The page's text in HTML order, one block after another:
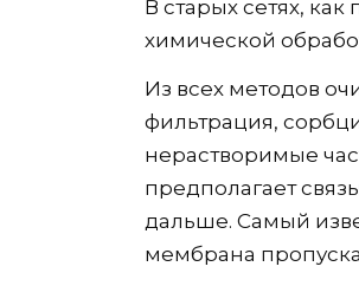
В старых сетях,
химической
Из всех методов
фильтрация,
нерастворимые
предполагает
дальше. Самый
мембрана